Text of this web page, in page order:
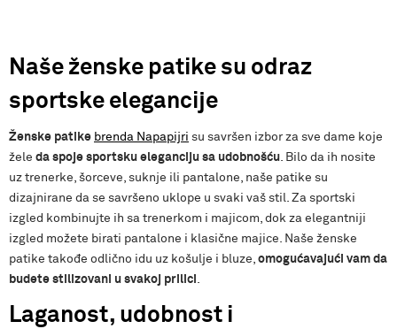
Naše ženske patike su odraz
sportske elegancije
Ženske patike brenda Napapijri su savršen izbor za sve dame koje
žele da spoje sportsku eleganciju sa udobnošću. Bilo da ih nosite
uz trenerke, šorceve, suknje ili pantalone, naše patike su
dizajnirane da se savršeno uklope u svaki vaš stil. Za sportski
izgled kombinujte ih sa trenerkom i majicom, dok za elegantniji
izgled možete birati pantalone i klasične majice. Naše ženske
patike takođe odlično idu uz košulje i bluze, omogućavajući vam da
budete stilizovani u svakoj prilici .
Laganost, udobnost i